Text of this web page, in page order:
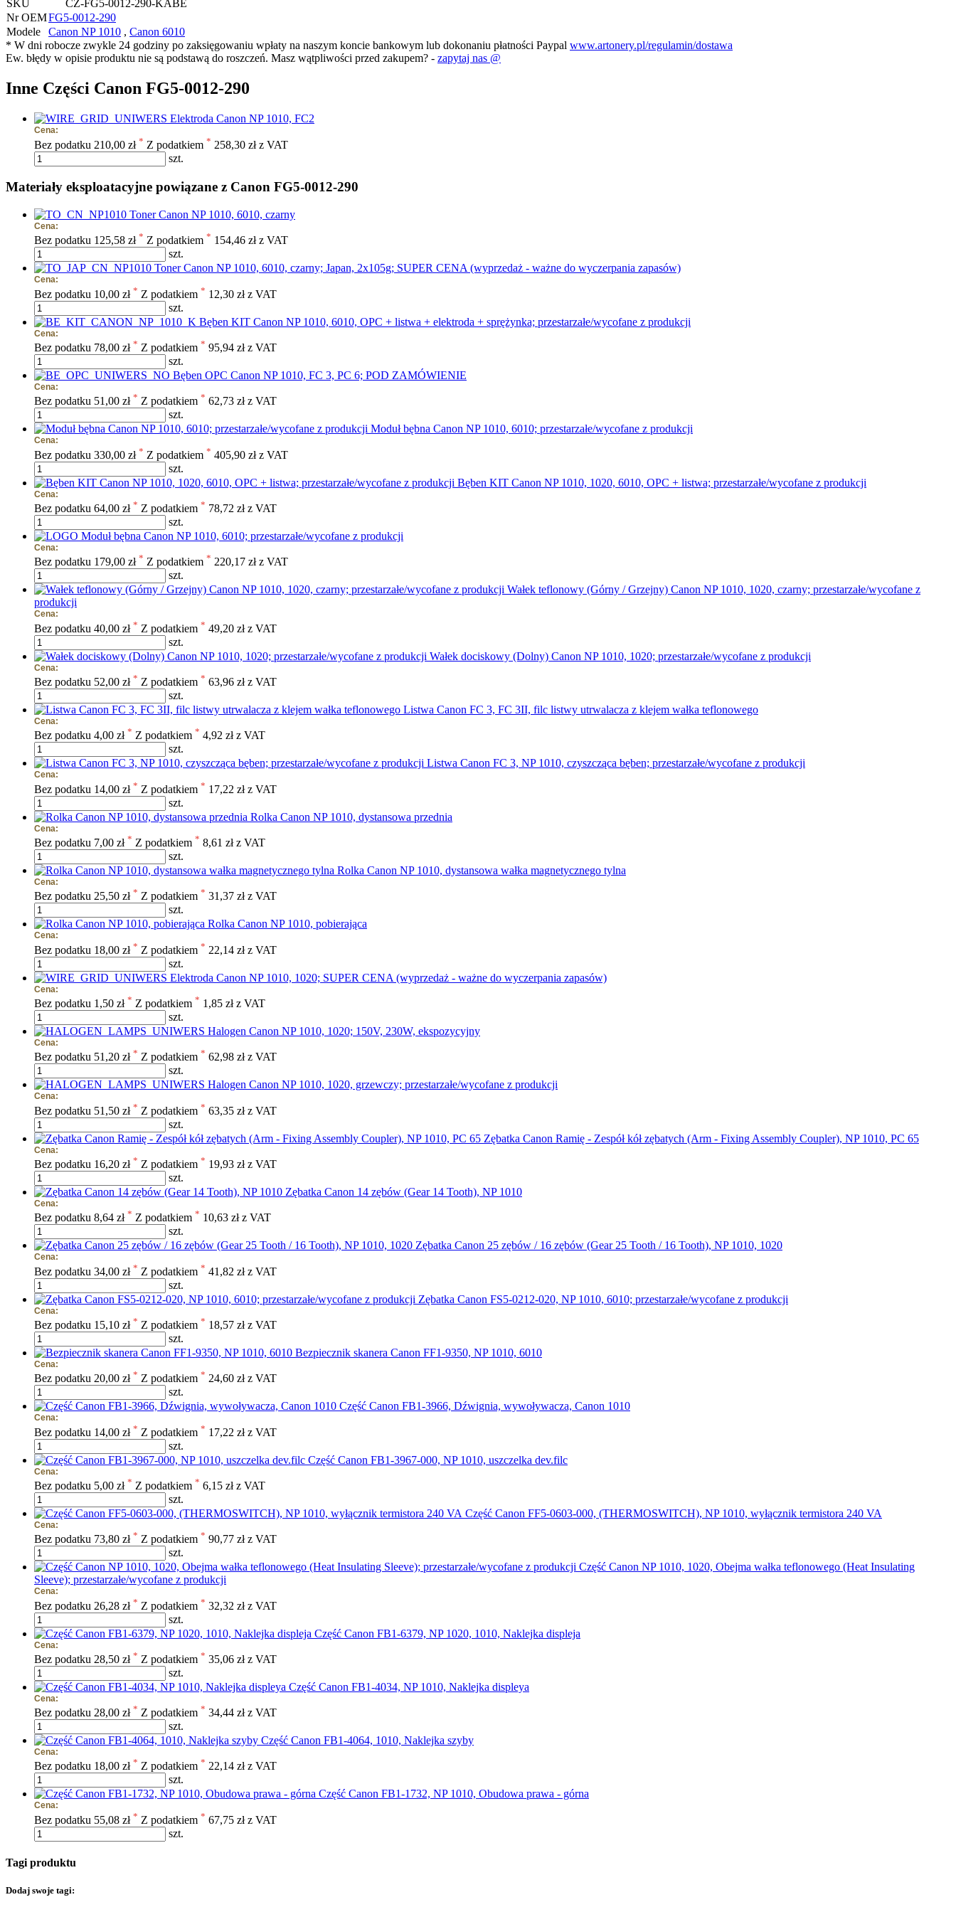
SKU
CZ-FG5-0012-290-KABE
Nr OEMFG5-0012-290
Modele
Canon NP 1010 , Canon 6010
* W dni robocze zwykle 24 godziny po zaksięgowaniu wpłaty na naszym koncie bankowym lub dokonaniu płatności Paypal www.artonery.pl/regulamin/dostawa
Ew. błędy w opisie produktu nie są podstawą do roszczeń. Masz wątpliwości przed zakupem? - zapytaj nas @
Inne Części Canon FG5-0012-290
Elektroda Canon NP 1010, FC2
Cena:
Bez podatku 210,00 zł * Z podatkiem * 258,30 zł z VAT
szt.
Materiały eksploatacyjne powiązane z Canon FG5-0012-290
Toner Canon NP 1010, 6010, czarny
Cena:
Bez podatku 125,58 zł * Z podatkiem * 154,46 zł z VAT
szt.
Toner Canon NP 1010, 6010, czarny; Japan, 2x105g; SUPER CENA (wyprzedaż - ważne do wyczerpania zapasów)
Cena:
Bez podatku 10,00 zł * Z podatkiem * 12,30 zł z VAT
szt.
Bęben KIT Canon NP 1010, 6010, OPC + listwa + elektroda + sprężynka; przestarzałe/wycofane z produkcji
Cena:
Bez podatku 78,00 zł * Z podatkiem * 95,94 zł z VAT
szt.
Bęben OPC Canon NP 1010, FC 3, PC 6; POD ZAMÓWIENIE
Cena:
Bez podatku 51,00 zł * Z podatkiem * 62,73 zł z VAT
szt.
Moduł bębna Canon NP 1010, 6010; przestarzałe/wycofane z produkcji
Cena:
Bez podatku 330,00 zł * Z podatkiem * 405,90 zł z VAT
szt.
Bęben KIT Canon NP 1010, 1020, 6010, OPC + listwa; przestarzałe/wycofane z produkcji
Cena:
Bez podatku 64,00 zł * Z podatkiem * 78,72 zł z VAT
szt.
Moduł bębna Canon NP 1010, 6010; przestarzałe/wycofane z produkcji
Cena:
Bez podatku 179,00 zł * Z podatkiem * 220,17 zł z VAT
szt.
Wałek teflonowy (Górny / Grzejny) Canon NP 1010, 1020, czarny; przestarzałe/wycofane z
produkcji
Cena:
Bez podatku 40,00 zł * Z podatkiem * 49,20 zł z VAT
szt.
Wałek dociskowy (Dolny) Canon NP 1010, 1020; przestarzałe/wycofane z produkcji
Cena:
Bez podatku 52,00 zł * Z podatkiem * 63,96 zł z VAT
szt.
Listwa Canon FC 3, FC 3II, filc listwy utrwalacza z klejem wałka teflonowego
Cena:
Bez podatku 4,00 zł * Z podatkiem * 4,92 zł z VAT
szt.
Listwa Canon FC 3, NP 1010, czyszcząca bęben; przestarzałe/wycofane z produkcji
Cena:
Bez podatku 14,00 zł * Z podatkiem * 17,22 zł z VAT
szt.
Rolka Canon NP 1010, dystansowa przednia
Cena:
Bez podatku 7,00 zł * Z podatkiem * 8,61 zł z VAT
szt.
Rolka Canon NP 1010, dystansowa wałka magnetycznego tylna
Cena:
Bez podatku 25,50 zł * Z podatkiem * 31,37 zł z VAT
szt.
Rolka Canon NP 1010, pobierająca
Cena:
Bez podatku 18,00 zł * Z podatkiem * 22,14 zł z VAT
szt.
Elektroda Canon NP 1010, 1020; SUPER CENA (wyprzedaż - ważne do wyczerpania zapasów)
Cena:
Bez podatku 1,50 zł * Z podatkiem * 1,85 zł z VAT
szt.
Halogen Canon NP 1010, 1020; 150V, 230W, ekspozycyjny
Cena:
Bez podatku 51,20 zł * Z podatkiem * 62,98 zł z VAT
szt.
Halogen Canon NP 1010, 1020, grzewczy; przestarzałe/wycofane z produkcji
Cena:
Bez podatku 51,50 zł * Z podatkiem * 63,35 zł z VAT
szt.
Zębatka Canon Ramię - Zespół kół zębatych (Arm - Fixing Assembly Coupler), NP 1010, PC 65
Cena:
Bez podatku 16,20 zł * Z podatkiem * 19,93 zł z VAT
szt.
Zębatka Canon 14 zębów (Gear 14 Tooth), NP 1010
Cena:
Bez podatku 8,64 zł * Z podatkiem * 10,63 zł z VAT
szt.
Zębatka Canon 25 zębów / 16 zębów (Gear 25 Tooth / 16 Tooth), NP 1010, 1020
Cena:
Bez podatku 34,00 zł * Z podatkiem * 41,82 zł z VAT
szt.
Zębatka Canon FS5-0212-020, NP 1010, 6010; przestarzałe/wycofane z produkcji
Cena:
Bez podatku 15,10 zł * Z podatkiem * 18,57 zł z VAT
szt.
Bezpiecznik skanera Canon FF1-9350, NP 1010, 6010
Cena:
Bez podatku 20,00 zł * Z podatkiem * 24,60 zł z VAT
szt.
Część Canon FB1-3966, Dźwignia, wywoływacza, Canon 1010
Cena:
Bez podatku 14,00 zł * Z podatkiem * 17,22 zł z VAT
szt.
Część Canon FB1-3967-000, NP 1010, uszczelka dev.filc
Cena:
Bez podatku 5,00 zł * Z podatkiem * 6,15 zł z VAT
szt.
Część Canon FF5-0603-000, (THERMOSWITCH), NP 1010, wyłącznik termistora 240 VA
Cena:
Bez podatku 73,80 zł * Z podatkiem * 90,77 zł z VAT
szt.
Część Canon NP 1010, 1020, Obejma wałka teflonowego (Heat Insulating
Sleeve); przestarzałe/wycofane z produkcji
Cena:
Bez podatku 26,28 zł * Z podatkiem * 32,32 zł z VAT
szt.
Część Canon FB1-6379, NP 1020, 1010, Naklejka displeja
Cena:
Bez podatku 28,50 zł * Z podatkiem * 35,06 zł z VAT
szt.
Część Canon FB1-4034, NP 1010, Naklejka displeya
Cena:
Bez podatku 28,00 zł * Z podatkiem * 34,44 zł z VAT
szt.
Część Canon FB1-4064, 1010, Naklejka szyby
Cena:
Bez podatku 18,00 zł * Z podatkiem * 22,14 zł z VAT
szt.
Część Canon FB1-1732, NP 1010, Obudowa prawa - górna
Cena:
Bez podatku 55,08 zł * Z podatkiem * 67,75 zł z VAT
szt.
Tagi produktu
Dodaj swoje tagi: